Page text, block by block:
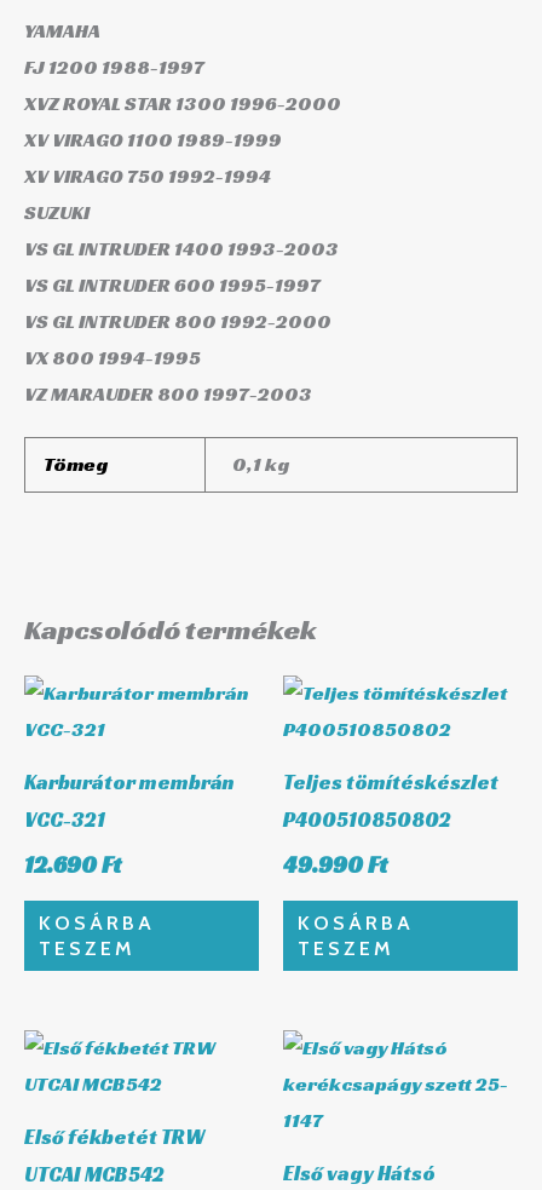
YAMAHA
FJ 1200 1988-1997
XVZ ROYAL STAR 1300 1996-2000
XV VIRAGO 1100 1989-1999
XV VIRAGO 750 1992-1994
SUZUKI
VS GL INTRUDER 1400 1993-2003
VS GL INTRUDER 600 1995-1997
VS GL INTRUDER 800 1992-2000
VX 800 1994-1995
VZ MARAUDER 800 1997-2003
Tömeg 0,1 kg
Kapcsolódó termékek
Karburátor membrán
VCC-321
12.690Ft
KOSÁRBA
TESZEM
Teljes tömítéskészlet
P400510850802
49.990Ft
KOSÁRBA
TESZEM
Első fékbetét TRW
UTCAI MCB542
Első vagy Hátsó